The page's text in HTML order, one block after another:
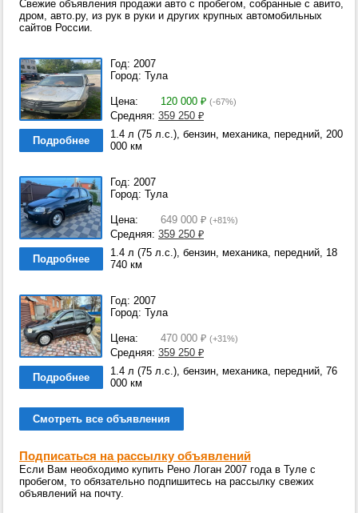
Свежие объявления продажи авто с пробегом, собранные с авито,
дром, авто.ру, из рук в руки и других крупных автомобильных
сайтов России.
Год: 2007
Город: Тула
Цена: 120 000 ₽ (-67%)
Средняя: 359 250 ₽
Подробнее
1.4 л (75 л.с.), бензин, механика, передний, 200
000 км
Год: 2007
Город: Тула
Цена: 649 000 ₽ (+81%)
Средняя: 359 250 ₽
Подробнее
1.4 л (75 л.с.), бензин, механика, передний, 18
740 км
Год: 2007
Город: Тула
Цена: 470 000 ₽ (+31%)
Средняя: 359 250 ₽
Подробнее
1.4 л (75 л.с.), бензин, механика, передний, 76
000 км
Смотреть все объявления
Подписаться на рассылку объявлений
Если Вам необходимо купить Рено Логан 2007 года в Туле с
пробегом, то обязательно подпишитесь на рассылку свежих
объявлений на почту.